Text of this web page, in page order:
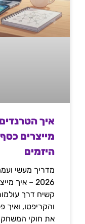
איך
מייצרים
היזמים
מדריך מעשי
2026 – איך
והקריפטו, ואיך
את חוקי